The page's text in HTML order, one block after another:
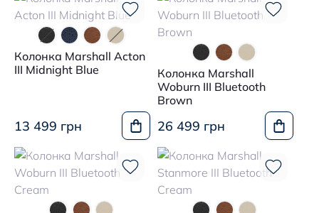
Колонка Marshall Acton
III Midnight Blue
13 499 грн
Колонка Marshall
Woburn III Bluetooth
Brown
26 499 грн